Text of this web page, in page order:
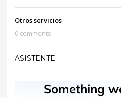
Otros servicios
0 comments
ASISTENTE